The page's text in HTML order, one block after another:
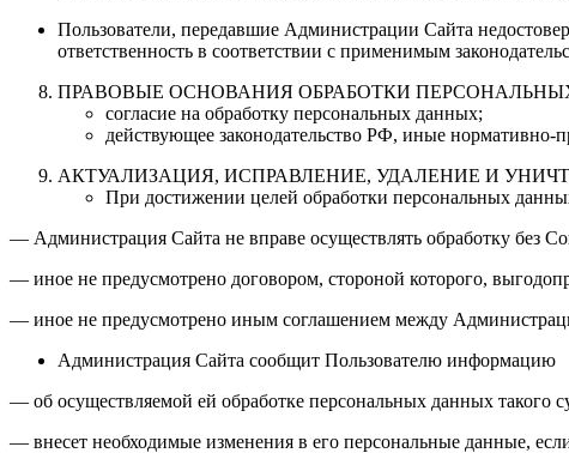
Пользователи, передавшие Администрации Сайта
ответственность в соответствии с применимым
ПРАВОВЫЕ ОСНОВАНИЯ ОБРАБОТКИ
согласие на обработку персональных данных;
действующее законодательство РФ, иные нормативно-
АКТУАЛИЗАЦИЯ, ИСПРАВЛЕНИЕ, УДАЛЕНИЕ И
При достижении целей обработки персональных
— Администрация Сайта не вправе осуществлять обработку без
— иное не предусмотрено договором, стороной которого,
— иное не предусмотрено иным соглашением между
Администрация Сайта сообщит Пользователю информацию
— об осуществляемой ей обработке персональных данных такого
— внесет необходимые изменения в его персональные данные,